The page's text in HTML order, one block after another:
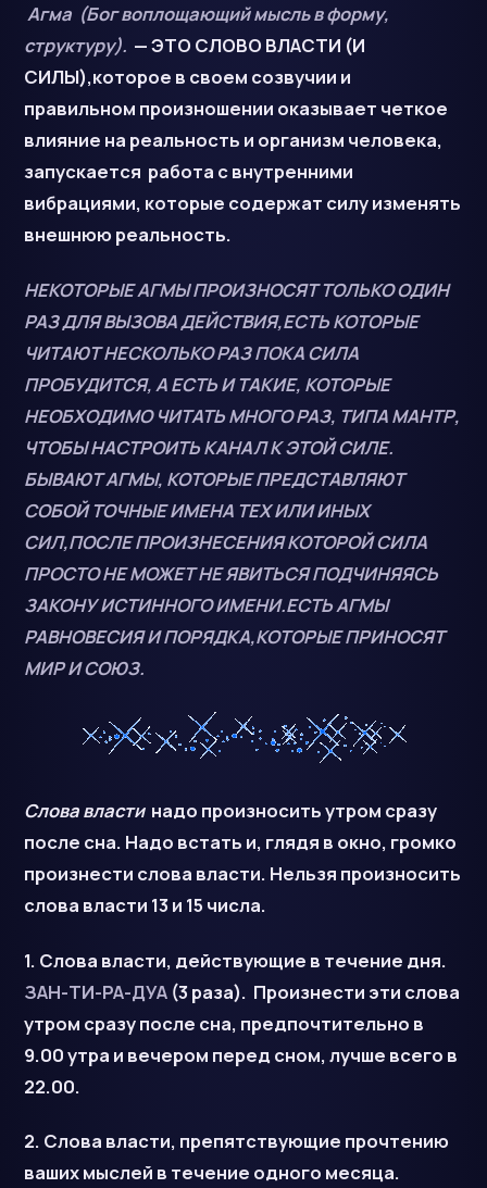
Агма (Бог воплощающий мысль в форму,
структуру). — ЭТО СЛОВО ВЛАСТИ (И
СИЛЫ),которое в своем созвучии и
правильном произношении оказывает четкое
влияние на реальность и организм человека,
запускается работа с внутренними
вибрациями, которые содержат силу изменять
внешнюю реальность.
НЕКОТОРЫЕ АГМЫ ПРОИЗНОСЯТ ТОЛЬКО ОДИН
РАЗ ДЛЯ ВЫЗОВА ДЕЙСТВИЯ,ЕСТЬ КОТОРЫЕ
ЧИТАЮТ НЕСКОЛЬКО РАЗ ПОКА СИЛА
ПРОБУДИТСЯ, А ЕСТЬ И ТАКИЕ, КОТОРЫЕ
НЕОБХОДИМО ЧИТАТЬ МНОГО РАЗ, ТИПА МАНТР,
ЧТОБЫ НАСТРОИТЬ КАНАЛ К ЭТОЙ СИЛЕ.
БЫВАЮТ АГМЫ, КОТОРЫЕ ПРЕДСТАВЛЯЮТ
СОБОЙ ТОЧНЫЕ ИМЕНА ТЕХ ИЛИ ИНЫХ
СИЛ,ПОСЛЕ ПРОИЗНЕСЕНИЯ КОТОРОЙ СИЛА
ПРОСТО НЕ МОЖЕТ НЕ ЯВИТЬСЯ ПОДЧИНЯЯСЬ
ЗАКОНУ ИСТИННОГО ИМЕНИ.ЕСТЬ АГМЫ
РАВНОВЕСИЯ И ПОРЯДКА,КОТОРЫЕ ПРИНОСЯТ
МИР И СОЮЗ.
Слова власти надо произносить утром сразу
после сна. Надо встать и, глядя в окно, громко
произнести слова власти. Нельзя произносить
слова власти 13 и 15 числа.
1. Слова власти, действующие в течение дня.
ЗАН-ТИ-РА-ДУА (3 раза). Произнести эти слова
утром сразу после сна, предпочтительно в
9.00 утра и вечером перед сном, лучше всего в
22.00.
2. Слова власти, препятствующие прочтению
ваших мыслей в течение одного месяца.